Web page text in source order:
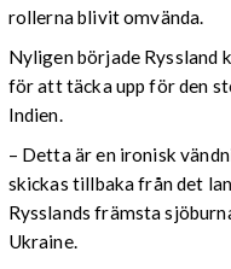
rollerna blivit omvända.
Nyligen började Ryssland
för att täcka upp för den
Indien.
– Detta är en ironisk
skickas tillbaka från det
Rysslands främsta
Ukraine.